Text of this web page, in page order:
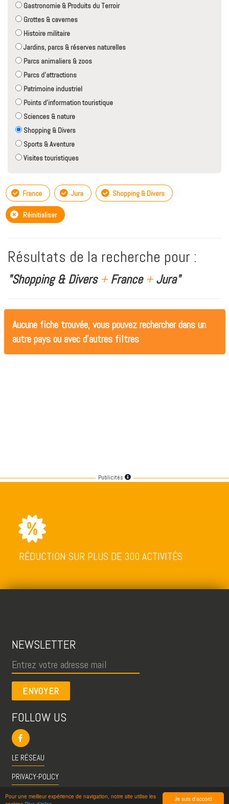
Je suis d'accord
Pour une meilleur expérience de navigation, notre site utilise les
Gastronomie & Produits du Terroir
Grottes & cavernes
Histoire militaire
Jardins, parcs & réserves naturelles
Parcs animaliers & zoos
Parcs d'attractions
Patrimoine industriel
Points d'information touristique
Sciences & nature
Shopping & Divers
Sports & Aventure
Visites touristiques
France Jura Shopping & Divers
Réinitialiser
Résultats de la recherche pour :
"Shopping & Divers +France +Jura"
Aucune fiche trouvée, vous pouvez rechercher dans un
autre pays ou avec d'autres filtres
Publicités
RÉDUCTION SUR PLUS DE 300 ACTIVITÉS
NEWSLETTER
ENVOYER
FOLLOW US
LE RÉSEAU
PRIVACY-POLICY
CGU